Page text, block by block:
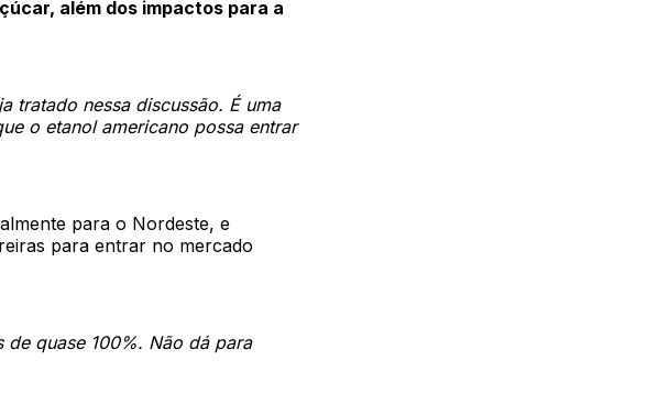
além dos impactos para a
tratado nessa discussão. É uma
o etanol americano possa entrar
para o Nordeste, e
para entrar no mercado
de quase 100%. Não dá para